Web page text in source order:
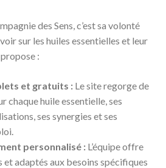
des Sens, c’est sa volonté
sur les huiles essentielles et leur
:
et gratuits : Le site regorge de
chaque huile essentielle, ses
ses synergies et ses
personnalisé : L’équipe offre
et adaptés aux besoins spécifiques